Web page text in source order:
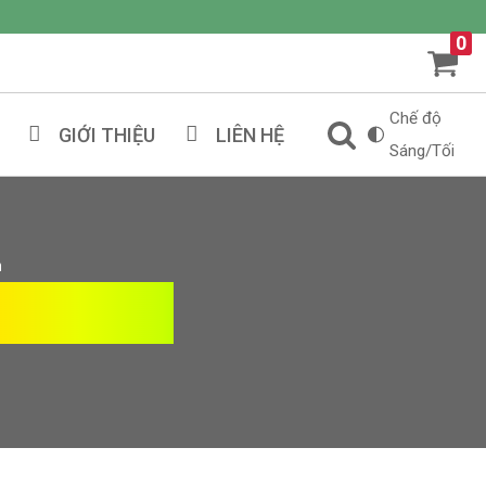
0
GIỚI THIỆU LIÊN HỆ
Chế độ
Sáng/Tối